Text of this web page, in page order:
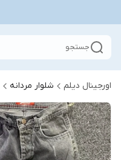
جستجو
اورجینال دیلم شلوار مردانه